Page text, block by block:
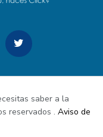
saber a la
reservados . Aviso de